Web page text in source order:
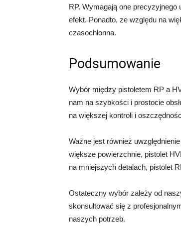
RP. Wymagają one
efekt. Ponadto, ze względu na
czasochłonna.
Podsumowanie
Wybór między pistoletem RP a
nam na szybkości i prostocie
na większej kontroli i
Ważne jest również
większe powierzchnie, pistolet
na mniejszych detalach, pistolet
Ostateczny wybór zależy od
skonsultować się z
naszych potrzeb.